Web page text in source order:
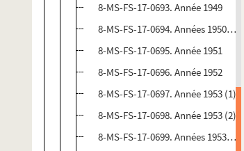
8-MS-FS-17-0693. Année 1949
8-MS-FS-17-0694. Années 1950-1952
8-MS-FS-17-0695. Année 1951
8-MS-FS-17-0696. Année 1952
8-MS-FS-17-0697. Année 1953 (1)
8-MS-FS-17-0698. Année 1953 (2)
8-MS-FS-17-0699. Années 1953-1954